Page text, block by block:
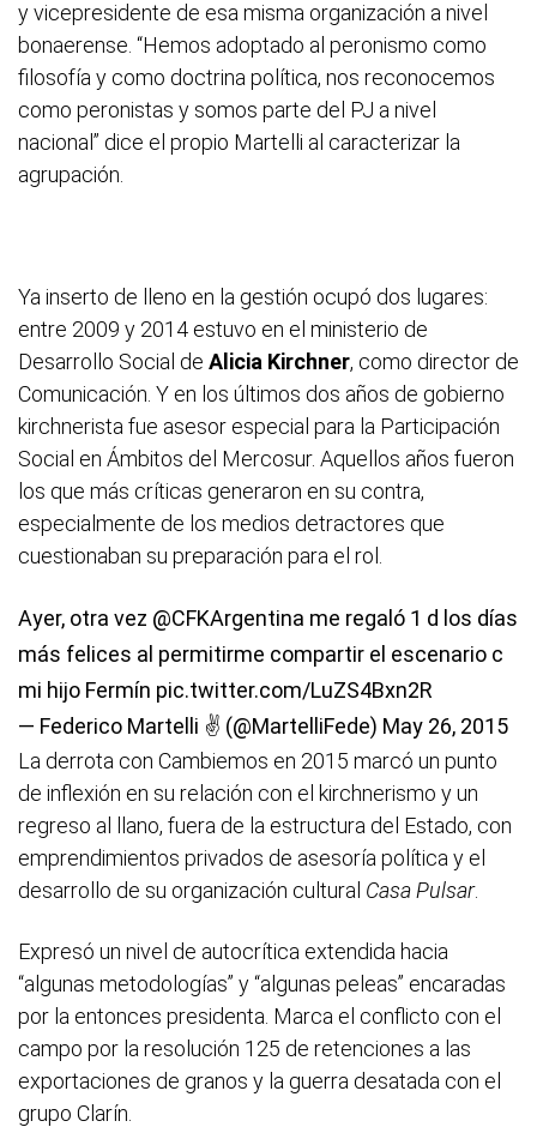
y vicepresidente de esa misma organización a nivel
bonaerense. “Hemos adoptado al peronismo como
filosofía y como doctrina política, nos reconocemos
como peronistas y somos parte del PJ a nivel
nacional” dice el propio Martelli al caracterizar la
agrupación.
Ya inserto de lleno en la gestión ocupó dos lugares:
entre 2009 y 2014 estuvo en el ministerio de
Desarrollo Social de Alicia Kirchner, como director de
Comunicación. Y en los últimos dos años de gobierno
kirchnerista fue asesor especial para la Participación
Social en Ámbitos del Mercosur. Aquellos años fueron
los que más críticas generaron en su contra,
especialmente de los medios detractores que
cuestionaban su preparación para el rol.
Ayer, otra vez @CFKArgentina me regaló 1 d los días
más felices al permitirme compartir el escenario c
mi hijo Fermín pic.twitter.com/LuZS4Bxn2R
— Federico Martelli ✌ (@MartelliFede) May 26, 2015
La derrota con Cambiemos en 2015 marcó un punto
de inflexión en su relación con el kirchnerismo y un
regreso al llano, fuera de la estructura del Estado, con
emprendimientos privados de asesoría política y el
desarrollo de su organización cultural Casa Pulsar.
Expresó un nivel de autocrítica extendida hacia
“algunas metodologías” y “algunas peleas” encaradas
por la entonces presidenta. Marca el conflicto con el
campo por la resolución 125 de retenciones a las
exportaciones de granos y la guerra desatada con el
grupo Clarín.